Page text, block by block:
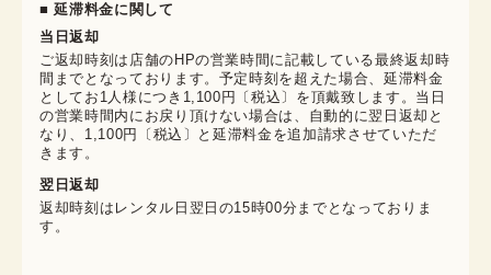
■ 延滞料金に関して
当日返却
ご返却時刻は店舗のHPの営業時間に記載している最終返却時
間までとなっております。予定時刻を超えた場合、延滞料金
としてお1人様につき1,100円〔税込〕を頂戴致します。当日
の営業時間内にお戻り頂けない場合は、自動的に翌日返却と
なり、1,100円〔税込〕と延滞料金を追加請求させていただ
きます。
翌日返却
返却時刻はレンタル日翌日の15時00分までとなっておりま
す。